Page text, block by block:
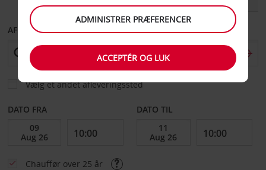
AFHENT FRA
Vælg et andet afleveringssted
DATO FRA DATO TIL
Chauffør over 25 år
ADMINISTRER PRÆFERENCER
ACCEPTÉR OG LUK